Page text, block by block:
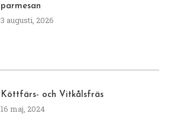
parmesan
3 augusti, 2026
Köttfärs- och Vitkålsfräs
16 maj, 2024